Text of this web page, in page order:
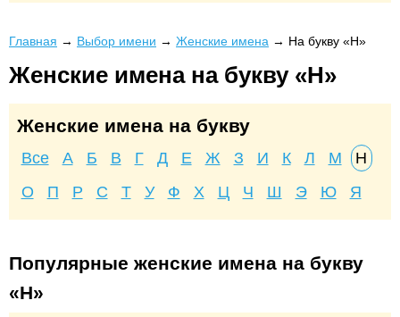
Главная → Выбор имени → Женские имена → На букву «Н»
Женские имена на букву «Н»
Женские имена на букву
Все А Б В Г Д Е Ж З И К Л М
Н
О
П Р С Т У Ф Х Ц Ч Ш Э Ю Я
Популярные женские имена на букву
«Н»